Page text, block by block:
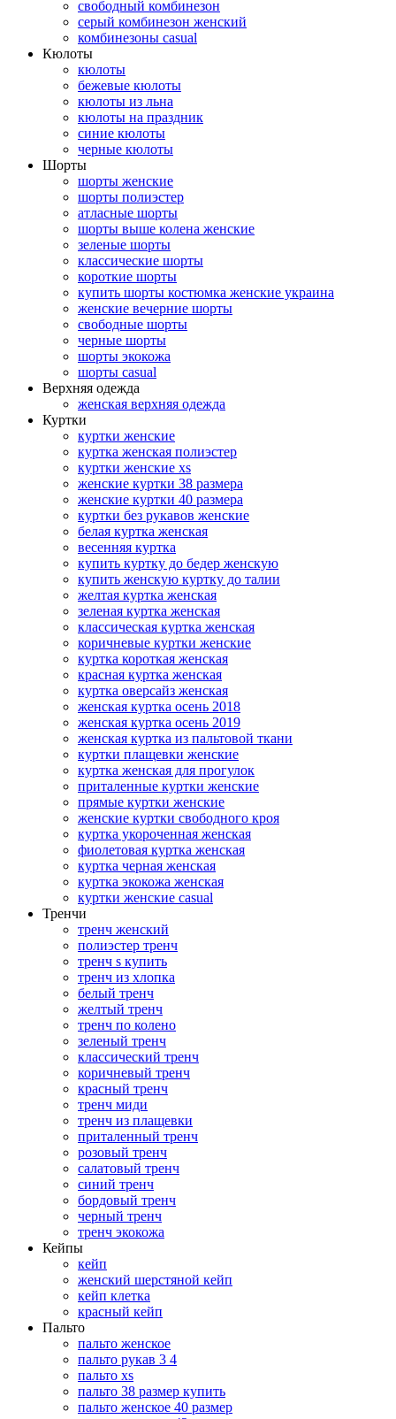
свободный комбинезон
серый комбинезон женский
комбинезоны casual
Кюлоты
кюлоты
бежевые кюлоты
кюлоты из льна
кюлоты на праздник
синие кюлоты
черные кюлоты
Шорты
шорты женские
шорты полиэстер
атласные шорты
шорты выше колена женские
зеленые шорты
классические шорты
короткие шорты
купить шорты костюмка женские украина
женские вечерние шорты
свободные шорты
черные шорты
шорты экокожа
шорты casual
Верхняя одежда
женская верхняя одежда
Куртки
куртки женские
куртка женская полиэстер
куртки женские xs
женские куртки 38 размера
женские куртки 40 размера
куртки без рукавов женские
белая куртка женская
весенняя куртка
купить куртку до бедер женскую
купить женскую куртку до талии
желтая куртка женская
зеленая куртка женская
классическая куртка женская
коричневые куртки женские
куртка короткая женская
красная куртка женская
куртка оверсайз женская
женская куртка осень 2018
женская куртка осень 2019
женская куртка из пальтовой ткани
куртки плащевки женские
куртка женская для прогулок
приталенные куртки женские
прямые куртки женские
женские куртки свободного кроя
куртка укороченная женская
фиолетовая куртка женская
куртка черная женская
куртка экокожа женская
куртки женские casual
Тренчи
тренч женский
полиэстер тренч
тренч s купить
тренч из хлопка
белый тренч
желтый тренч
тренч по колено
зеленый тренч
классический тренч
коричневый тренч
красный тренч
тренч миди
тренч из плащевки
приталенный тренч
розовый тренч
салатовый тренч
синий тренч
бордовый тренч
черный тренч
тренч экокожа
Кейпы
кейп
женский шерстяной кейп
кейп клетка
красный кейп
Пальто
пальто женское
пальто рукав 3 4
пальто xs
пальто 38 размер купить
пальто женское 40 размер